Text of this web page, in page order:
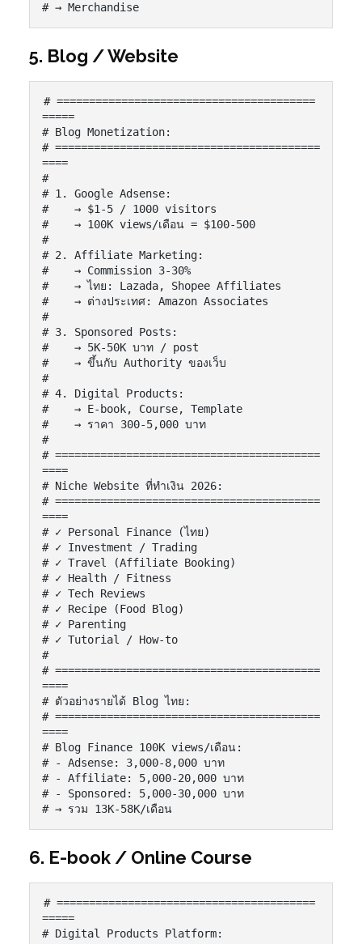
# → Merchandise
5. Blog / Website
# ========================================
=====
# Blog Monetization:
# =========================================
====
#
# 1. Google Adsense:
#    → $1-5 / 1000 visitors
#    → 100K views/เดือน = $100-500
#
# 2. Affiliate Marketing:
#    → Commission 3-30%
#    → ไทย: Lazada, Shopee Affiliates
#    → ต่างประเทศ: Amazon Associates
#
# 3. Sponsored Posts:
#    → 5K-50K บาท / post
#    → ขึ้นกับ Authority ของเว็บ
#
# 4. Digital Products:
#    → E-book, Course, Template
#    → ราคา 300-5,000 บาท
#
# =========================================
====
# Niche Website ที่ทำเงิน 2026:
# =========================================
====
# ✓ Personal Finance (ไทย)
# ✓ Investment / Trading
# ✓ Travel (Affiliate Booking)
# ✓ Health / Fitness
# ✓ Tech Reviews
# ✓ Recipe (Food Blog)
# ✓ Parenting
# ✓ Tutorial / How-to
#
# =========================================
====
# ตัวอย่างรายได้ Blog ไทย:
# =========================================
====
# Blog Finance 100K views/เดือน:
# - Adsense: 3,000-8,000 บาท
# - Affiliate: 5,000-20,000 บาท
# - Sponsored: 5,000-30,000 บาท
# → รวม 13K-58K/เดือน
6. E-book / Online Course
# ========================================
=====
# Digital Products Platform: